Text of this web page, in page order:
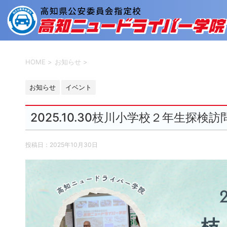
HOME > お知らせ >
お知らせ イベント
2025.10.30枝川小学校２年生探検訪
投稿日： 2025年10月30日